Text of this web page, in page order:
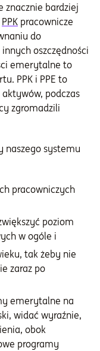
znacznie bardziej
PPK pracownicze
do
oszczędności
emerytalne to
PPK i PPE to
podczas
zgromadzili
naszego systemu
pracowniczych
poziom
w ogóle i
tak żeby nie
zaraz po
emerytalne na
widać wyraźnie,
obok
programy